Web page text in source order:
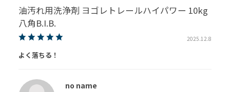
油汚れ用洗浄剤 ヨゴレトレールハイパワー 10kg
八角B.I.B.
2025.12.8
よく落ちる！
no name